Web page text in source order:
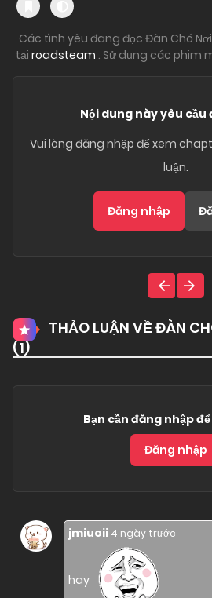
Các tình yêu đang đọc Đàn Chó
tại roadsteam . Sử dụng các phim
Nội dung này yêu cầu
Vui lòng đăng nhập để xem
luận.
Đăng nhập
THẢO LUẬN VỀ ĐÀN
(1)
Bạn cần đăng nhập
Đăng nhập
jmiuoii 4 ngày trước
hay